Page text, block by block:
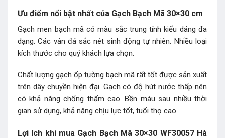
Ưu điểm nổi bật nhất của Gạch Bạch Mã 30×30 cm
Gạch men bạch mã có màu sắc trung tính kiểu dáng đa
dạng. Các vân đá sắc nét sinh động tự nhiên. Nhiều loại
kích thước cho quý khách lựa chọn.
Chất lượng gạch ốp tường bạch mã rất tốt được sản xuất
trên dây chuyền hiện đại. Gạch có độ hút nước thấp nên
có khả năng chống thấm cao. Bền màu sau nhiều thời
gian sử dụng, khả năng chịu lực tốt, tuổi thọ cao.
Lợi ích khi mua Gạch Bạch Mã 30×30 WF30057 Hà